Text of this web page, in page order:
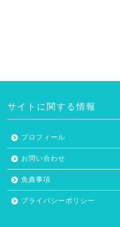
サイトに関する情報
プロフィール
お問い合わせ
免責事項
プライバシーポリシー